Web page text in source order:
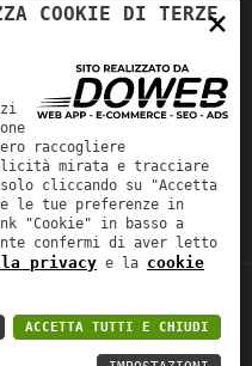
indicate. *
|
×
COOKIE DI TERZE
raccogliere
mirata e tracciare
cliccando su "Accetta
le tue preferenze in
"Cookie" in basso a
confermi di aver letto
privacy e la cookie
ACCETTA TUTTI E CHIUDI